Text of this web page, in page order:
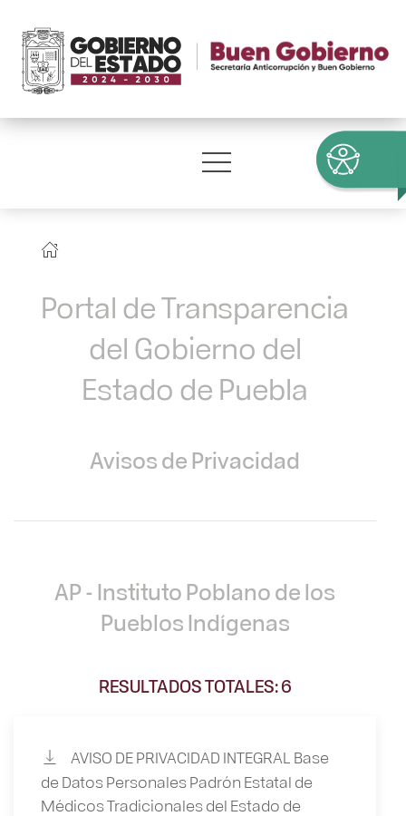
Portal de Transparencia
del Gobierno del
Estado de Puebla
Avisos de Privacidad
AP - Instituto Poblano de los
Pueblos Indígenas
RESULTADOS TOTALES: 6
AVISO DE PRIVACIDAD INTEGRAL Base
de Datos Personales Padrón Estatal de
Médicos Tradicionales del Estado de